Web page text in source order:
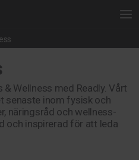
Wellness med Readly. Vårt
senaste inom fysisk och
näringsråd och wellness-
och inspirerad för att leda